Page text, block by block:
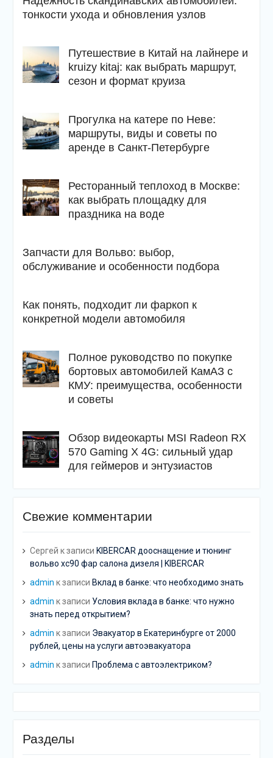
тонкости ухода и обновления узлов
Путешествие в Китай на лайнере и
kruizy kitaj: как выбрать маршрут,
сезон и формат круиза
Прогулка на катере по Неве:
маршруты, виды и советы по
аренде в Санкт-Петербурге
Ресторанный теплоход в Москве:
как выбрать площадку для
праздника на воде
Запчасти для Вольво: выбор,
обслуживание и особенности подбора
Как понять, подходит ли фаркоп к
конкретной модели автомобиля
Полное руководство по покупке
бортовых автомобилей КамАЗ с
КМУ: преимущества, особенности
и советы
Обзор видеокарты MSI Radeon RX
570 Gaming X 4G: сильный удар
для геймеров и энтузиастов
Свежие комментарии
Сергей к записи KIBERCAR дооснащение и тюнинг
вольво хс90 фар салона дизеля | KIBERCAR
admin к записи Вклад в банке: что необходимо знать
admin к записи Условия вклада в банке: что нужно
знать перед открытием?
admin к записи Эвакуатор в Екатеринбурге от 2000
рублей, цены на услуги автоэвакуатора
admin к записи Проблема с автоэлектриком?
Разделы